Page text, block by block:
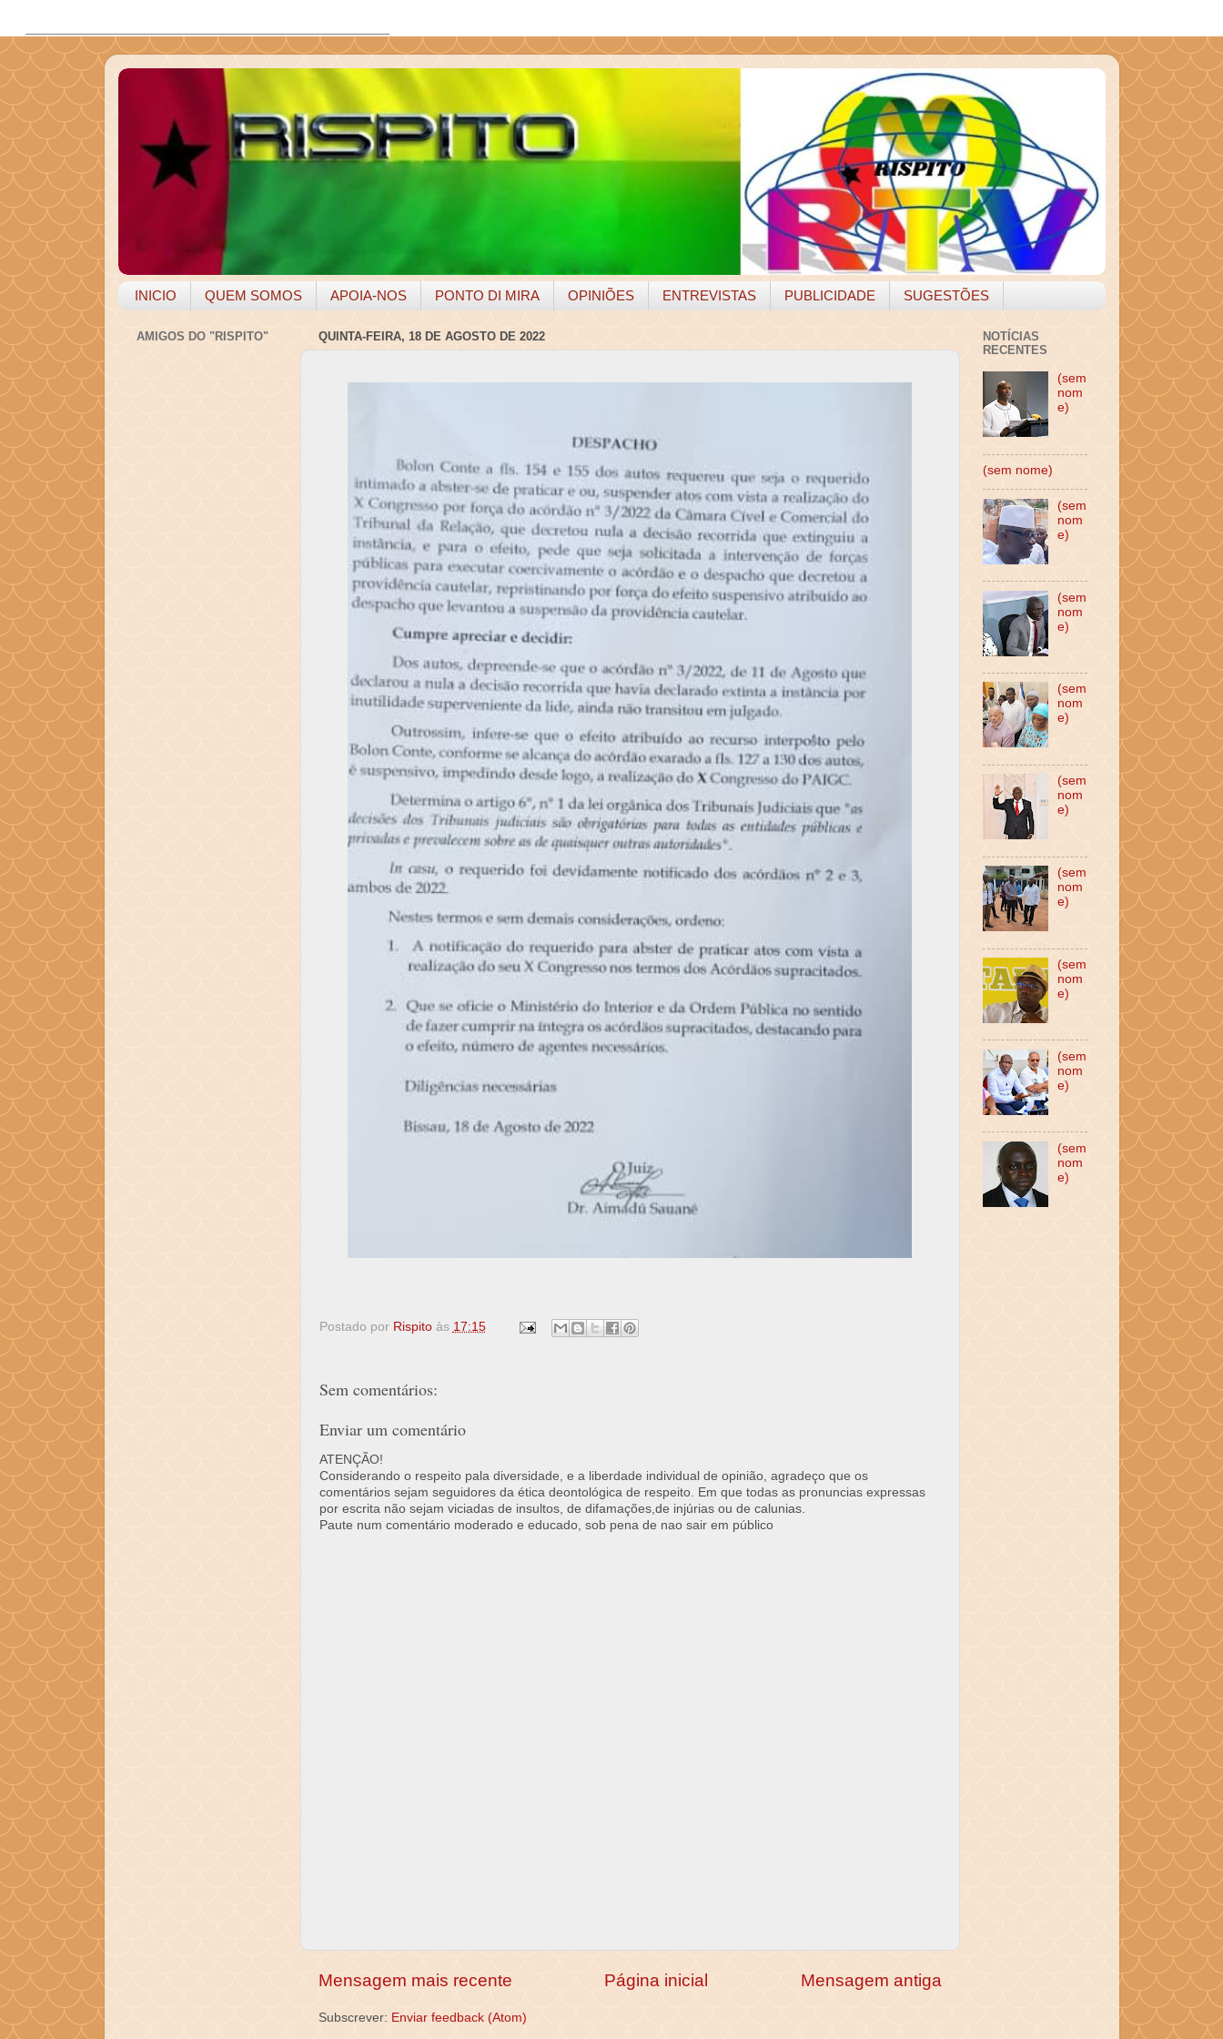
INICIO QUEM SOMOS APOIA-NOS PONTO DI MIRA OPINIÕES ENTREVISTAS PUBLICIDADE SUGESTÕES
QUINTA-FEIRA, 18 DE AGOSTO DE 2022
Postado por Rispito às 17:15
Sem comentários:
Enviar um comentário
ATENÇÃO!
Considerando o respeito pala diversidade, e a liberdade individual de opinião, agradeço que os
comentários sejam seguidores da ética deontológica de respeito. Em que todas as pronuncias expressas
por escrita não sejam viciadas de insultos, de difamações,de injúrias ou de calunias.
Paute num comentário moderado e educado, sob pena de nao sair em público
Mensagem mais recente Mensagem antiga
Página inicial
Subscrever: Enviar feedback (Atom)
AMIGOS DO "RISPITO"
NOTÍCIAS
RECENTES
(sem
nom
e)
(sem nome)
(sem
nom
e)
(sem
nom
e)
(sem
nom
e)
(sem
nom
e)
(sem
nom
e)
(sem
nom
e)
(sem
nom
e)
(sem
nom
e)